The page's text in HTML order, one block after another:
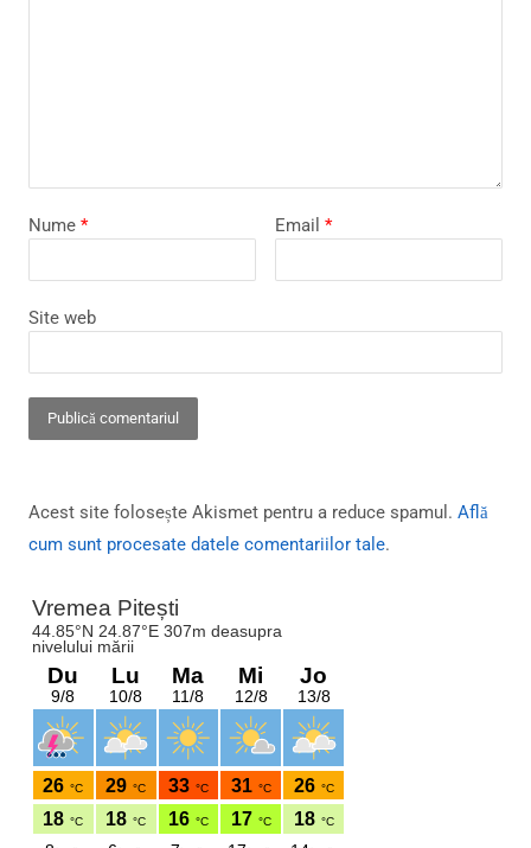
Nume * Email *
Site web
Acest site folosește Akismet pentru a reduce spamul. Află
cum sunt procesate datele comentariilor tale.